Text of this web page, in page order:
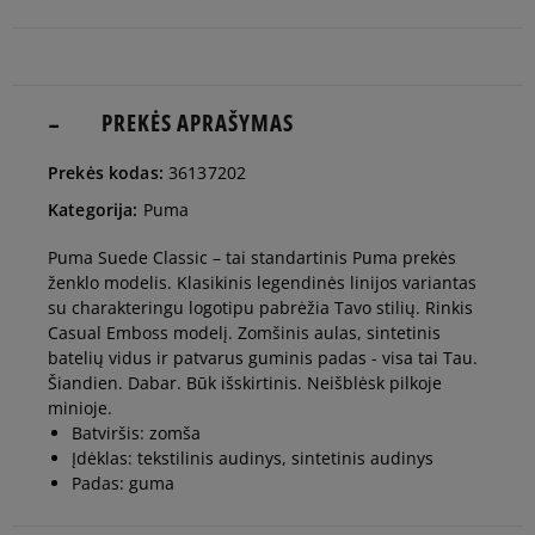
41 26,5 cm
42,5 27,5 cm Pranešti man
43 28 cm Pranešti man
44
44,5 29 cm
PREKĖS APRAŠYMAS
Prekės kodas: 36137202
Kategorija: Puma
Puma Suede Classic – tai standartinis Puma prekės
ženklo modelis. Klasikinis legendinės linijos variantas
su charakteringu logotipu pabrėžia Tavo stilių. Rinkis
Casual Emboss modelį. Zomšinis aulas, sintetinis
batelių vidus ir patvarus guminis padas - visa tai Tau.
Šiandien. Dabar. Būk išskirtinis. Neišblėsk pilkoje
minioje.
Batviršis: zomša
Įdėklas: tekstilinis audinys, sintetinis audinys
Padas: guma